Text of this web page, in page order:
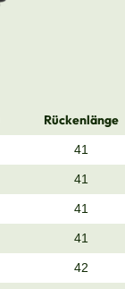
Rückenlänge
41
41
41
41
42